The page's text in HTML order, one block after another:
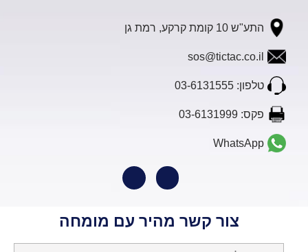
התע"ש 10 קומת קרקע, רמת גן
sos@tictac.co.il
טלפון: 03-6131555
פקס: 03-6131999
WhatsApp
צור קשר מהיר עם מומחה